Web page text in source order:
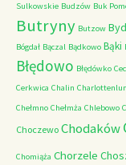
Sulkowskie Budzów Buk
Butryny Butzow
Bógdał Bączal Bądkowo Bąki
Błędowo Błędówko
Cerkwica Chalin
Chełmno Chełmża Chlebowo
Choczewo Chodaków
Chomiąża Chorzele